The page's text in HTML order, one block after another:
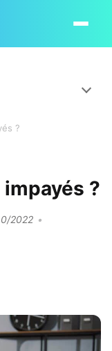
Ouvrir le
?
?
2022